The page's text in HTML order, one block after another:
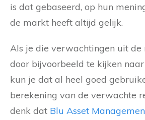
is dat gebaseerd, op hun
de markt heeft altijd gelijk.
Als je die verwachtingen uit de
door bijvoorbeeld te kijken
kun je dat al heel goed
berekening van de verwachte
denk dat Blu Asset